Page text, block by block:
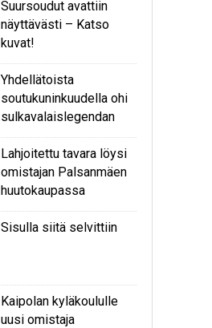
Suursoudut avattiin
näyttävästi – Katso
kuvat!
Yhdellätoista
soutukuninkuudella ohi
sulkavalaislegendan
Lahjoitettu tavara löysi
omistajan Palsanmäen
huutokaupassa
Sisulla siitä selvittiin
Kaipolan kyläkoululle
uusi omistaja